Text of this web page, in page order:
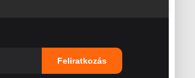
Feliratkozás